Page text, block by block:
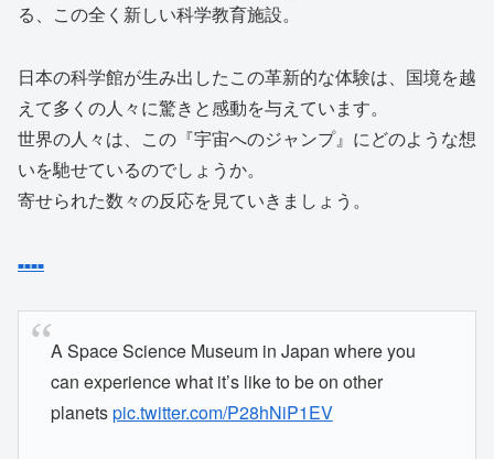
る、この全く新しい科学教育施設。
日本の科学館が生み出したこの革新的な体験は、国境を越
えて多くの人々に驚きと感動を与えています。
世界の人々は、この『宇宙へのジャンプ』にどのような想
いを馳せているのでしょうか。
寄せられた数々の反応を見ていきましょう。
■■■■
A Space Science Museum in Japan where you
can experience what it’s like to be on other
planetspic.twitter.com/P28hNiP1EV